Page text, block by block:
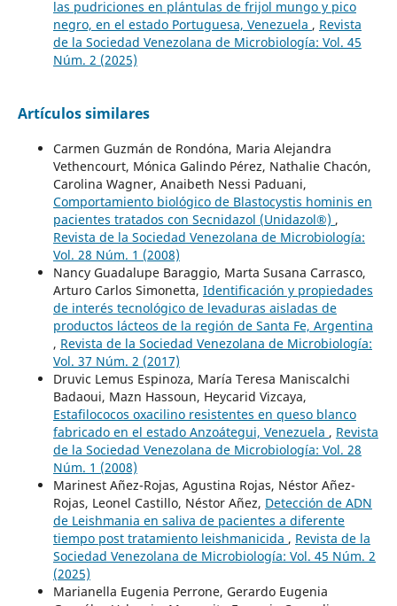
las pudriciones en plántulas de frijol mungo y pico
negro, en el estado Portuguesa, Venezuela , Revista
de la Sociedad Venezolana de Microbiología: Vol. 45
Núm. 2 (2025)
Artículos similares
Carmen Guzmán de Rondóna, Maria Alejandra
Vethencourt, Mónica Galindo Pérez, Nathalie Chacón,
Carolina Wagner, Anaibeth Nessi Paduani,
Comportamiento biológico de Blastocystis hominis en
pacientes tratados con Secnidazol (Unidazol®) ,
Revista de la Sociedad Venezolana de Microbiología:
Vol. 28 Núm. 1 (2008)
Nancy Guadalupe Baraggio, Marta Susana Carrasco,
Arturo Carlos Simonetta, Identificación y propiedades
de interés tecnológico de levaduras aisladas de
productos lácteos de la región de Santa Fe, Argentina
, Revista de la Sociedad Venezolana de Microbiología:
Vol. 37 Núm. 2 (2017)
Druvic Lemus Espinoza, María Teresa Maniscalchi
Badaoui, Mazn Hassoun, Heycarid Vizcaya,
Estafilococos oxacilino resistentes en queso blanco
fabricado en el estado Anzoátegui, Venezuela , Revista
de la Sociedad Venezolana de Microbiología: Vol. 28
Núm. 1 (2008)
Marinest Añez-Rojas, Agustina Rojas, Néstor Añez-
Rojas, Leonel Castillo, Néstor Añez, Detección de ADN
de Leishmania en saliva de pacientes a diferente
tiempo post tratamiento leishmanicida , Revista de la
Sociedad Venezolana de Microbiología: Vol. 45 Núm. 2
(2025)
Marianella Eugenia Perrone, Gerardo Eugenia